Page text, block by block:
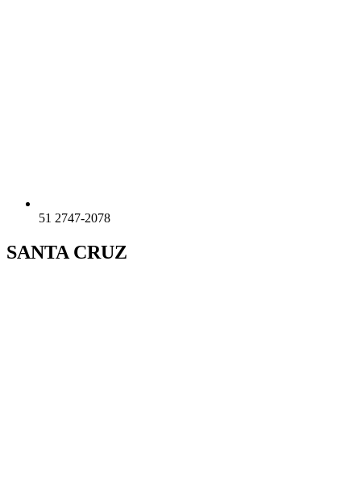
51 2747-2078
SANTA CRUZ